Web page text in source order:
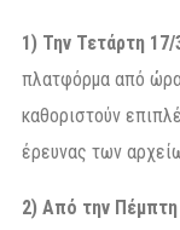
1) Την Τετάρτη 17/
πλατφόρμα από
καθοριστούν
έρευνας των
2) Από την Πέμπτη